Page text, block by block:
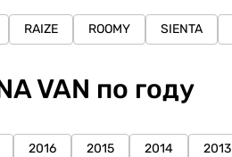
RAIZE ROOMY SIENTA
VAN по году
2016 2015 2014 2013